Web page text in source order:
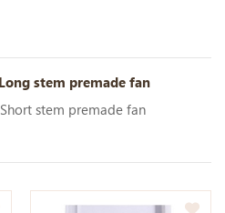
Long stem premade fan
Short stem premade fan